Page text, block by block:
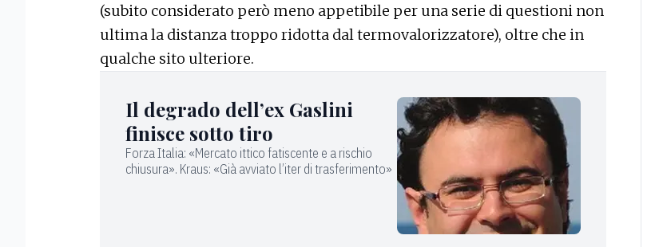
(subito considerato però meno appetibile per una serie di questioni non
ultima la distanza troppo ridotta dal termovalorizzatore), oltre che in
qualche sito ulteriore.
Il degrado dell’ex Gaslini
finisce sotto tiro
Forza Italia: «Mercato ittico fatiscente e a rischio
chiusura». Kraus: «Già avviato l’iter di trasferimento»